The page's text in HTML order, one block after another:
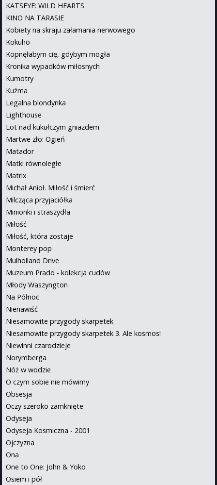
KATSEYE: WILD HEARTS
KINO NA TARASIE
Kobiety na skraju załamania nerwowego
Kokuhō
Kopnęłabym cię, gdybym mogła
Kronika wypadków miłosnych
Kumotry
Kuźma
Legalna blondynka
Lighthouse
Lot nad kukułczym gniazdem
Martwe zło: Ogień
Matador
Matki równoległe
Matrix
Michał Anioł. Miłość i śmierć
Milcząca przyjaciółka
Minionki i straszydła
Miłość
Miłość, która zostaje
Monterey pop
Mulholland Drive
Muzeum Prado - kolekcja cudów
Młody Waszyngton
Na Północ
Nienawiść
Niesamowite przygody skarpetek
Niesamowite przygody skarpetek 3. Ale kosmos!
Niewinni czarodzieje
Norymberga
Nóż w wodzie
O czym sobie nie mówimy
Obsesja
Oczy szeroko zamknięte
Odyseja
Odyseja Kosmiczna - 2001
Ojczyzna
Ona
One to One: John & Yoko
Osiem i pół